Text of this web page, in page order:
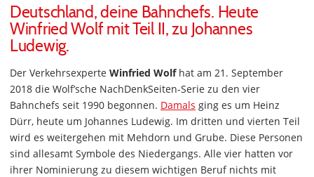
Deutschland, deine Bahnchefs. Heute
Winfried Wolf mit Teil II, zu Johannes
Ludewig.
Der Verkehrsexperte Winfried Wolfhat am 21. September
2018 die Wolf’sche NachDenkSeiten-Serie zu den vier
Bahnchefs seit 1990 begonnen. Damals ging es um Heinz
Dürr, heute um Johannes Ludewig. Im dritten und vierten Teil
wird es weitergehen mit Mehdorn und Grube. Diese Personen
sind allesamt Symbole des Niedergangs. Alle vier hatten vor
ihrer Nominierung zu diesem wichtigen Beruf nichts mit